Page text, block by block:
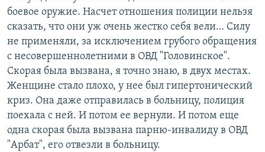
боевое оружие. Насчет отношения полиции нельзя
сказать, что они уж очень жестко себя вели… Силу
не применяли, за исключением грубого обращения
с несовершеннолетними в ОВД "Головинское".
Скорая была вызвана, я точно знаю, в двух местах.
Женщине стало плохо, у нее был гипертонический
криз. Она даже отправилась в больницу, полиция
поехала с ней. И потом ее вернули. И потом еще
одна скорая была вызвана парню-инвалиду в ОВД
"Арбат", его отвезли в больницу.